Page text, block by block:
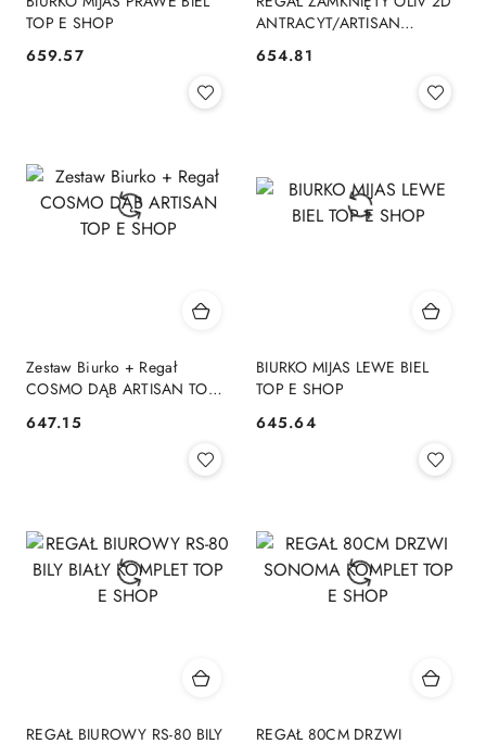
TOP E SHOP
Cena:
659.57
ANTRACYT/ARTISAN
Cena:
654.81
Zestaw Biurko + Regał
COSMO DĄB ARTISAN TOP
Cena:
647.15
BIURKO MIJAS LEWE BIEL
TOP E SHOP
Cena:
645.64
REGAŁ BIUROWY RS-80 BILY
REGAŁ 80CM DRZWI